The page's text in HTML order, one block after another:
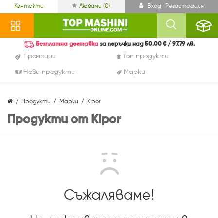
Контакти Любими (0) Вход | Регистрация
Промоции Топ продукти
Нови продукти Марки
Безплатна доставка за поръчки над 50.00 € / 97.79 лв.
Продукти Марки Kipor
Продукти от Kipor
Съжаляваме!